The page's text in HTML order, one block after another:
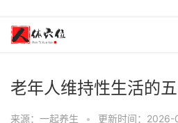
老年人维持性生活的
来源：一起养生 • 更新时间：